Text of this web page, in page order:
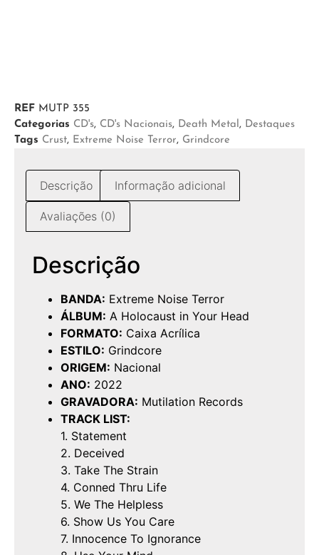
REF MUTP 355
Categorias CD's, CD's Nacionais, Death Metal, Destaques
Tags Crust, Extreme Noise Terror, Grindcore
Descrição Informação adicional
Avaliações (0)
Descrição
BANDA: Extreme Noise Terror
ÁLBUM: A Holocaust in Your Head
FORMATO: Caixa Acrílica
ESTILO: Grindcore
ORIGEM: Nacional
ANO: 2022
GRAVADORA: Mutilation Records
TRACK LIST:
1. Statement
2. Deceived
3. Take The Strain
4. Conned Thru Life
5. We The Helpless
6. Show Us You Care
7. Innocence To Ignorance